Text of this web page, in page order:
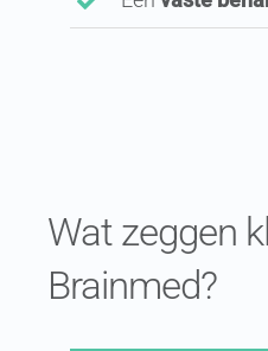
Wat zeggen
Brainmed?